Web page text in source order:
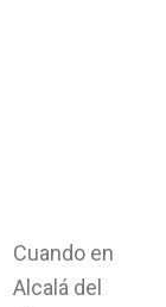
Cuando en
Alcalá del